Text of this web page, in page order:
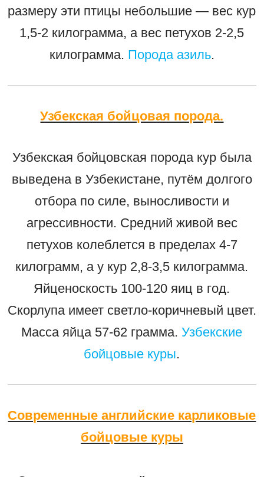
размеру эти птицы небольшие — вес кур
1,5-2 килограмма, а вес петухов 2-2,5
килограмма. Порода азиль.
Узбекская бойцовая порода.
Узбекская бойцовская порода кур была
выведена в Узбекистане, путём долгого
отбора по силе, выносливости и
агрессивности. Средний живой вес
петухов колеблется в пределах 4-7
килограмм, а у кур 2,8-3,5 килограмма.
Яйценоскость 100-120 яиц в год.
Скорлупа имеет светло-коричневый цвет.
Масса яйца 57-62 грамма.Узбекские
бойцовые куры.
Современные английские карликовые
бойцовые куры